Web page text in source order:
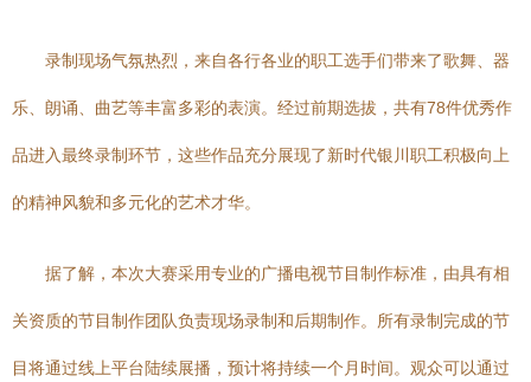
录制现场气氛热烈，来自各行各业的职工选手们带来了歌舞、器
乐、朗诵、曲艺等丰富多彩的表演。经过前期选拔，共有78件优秀作
品进入最终录制环节，这些作品充分展现了新时代银川职工积极向上
的精神风貌和多元化的艺术才华。
据了解，本次大赛采用专业的广播电视节目制作标准，由具有相
关资质的节目制作团队负责现场录制和后期制作。所有录制完成的节
目将通过线上平台陆续展播，预计将持续一个月时间。观众可以通过